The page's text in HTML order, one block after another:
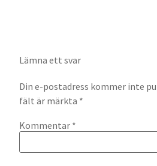
Lämna ett svar
Din e-postadress kommer inte
fält är märkta *
Kommentar *